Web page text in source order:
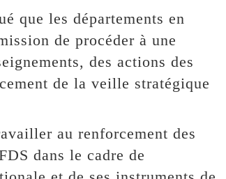
que les départements en
de procéder à une
des actions des
de la veille stratégique
au renforcement des
dans le cadre de